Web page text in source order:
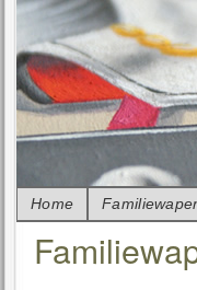
Home